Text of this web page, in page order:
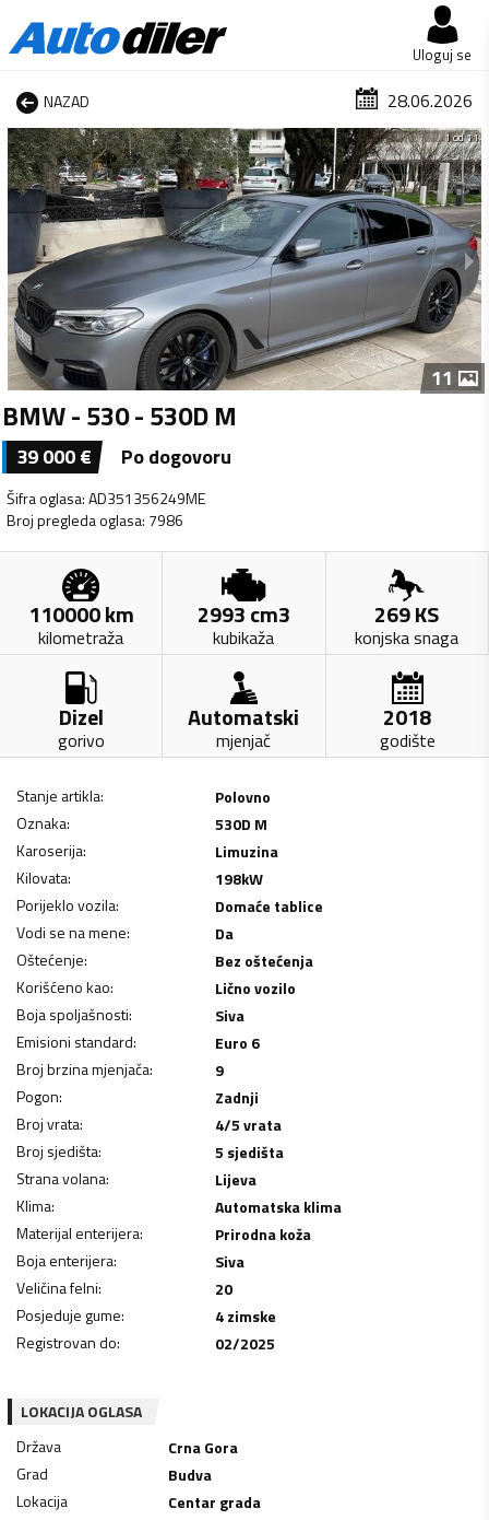
Uloguj se
NAZAD 28.06.2026
1 od 11
11
BMW - 530 - 530D M
39 000€ Po dogovoru
Šifra oglasa:AD351356249ME
Broj pregleda oglasa: 7986
110000km
kilometraža
2993cm3
kubikaža
269KS
konjska snaga
Dizel
gorivo
Automatski
mjenjač
2018
godište
Stanje artikla:
Polovno
Oznaka:
530D M
Karoserija:
Limuzina
Kilovata: 198kW
Porijeklo vozila:
Domaće tablice
Vodi se na mene:
Da
Oštećenje:
Bez oštećenja
Korišćeno kao:
Lično vozilo
Boja spoljašnosti:
Siva
Emisioni standard:
Euro 6
Broj brzina mjenjača:
9
Pogon:
Zadnji
Broj vrata:
4/5 vrata
Broj sjedišta:
5 sjedišta
Strana volana:
Lijeva
Klima:
Automatska klima
Materijal enterijera:
Prirodna koža
Boja enterijera:
Siva
Veličina felni:
20
Posjeduje gume:
4 zimske
Registrovan do: 02/2025
LOKACIJA OGLASA
Država
Crna Gora
Grad
Budva
Lokacija
Centar grada